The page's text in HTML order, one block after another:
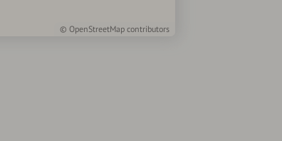
© OpenStreetMap contributors